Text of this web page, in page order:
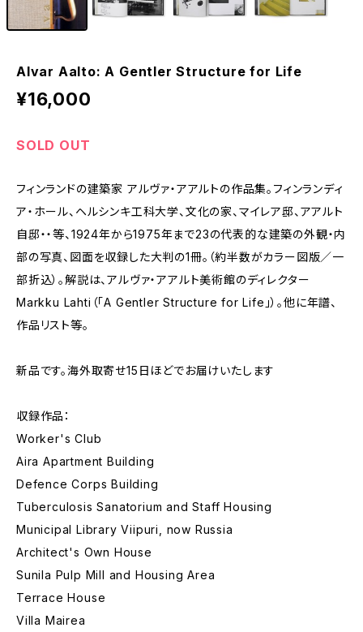
Alvar Aalto: A Gentler Structure for Life
¥16,000
SOLD OUT
フィンランドの建築家 アルヴァ・アアルトの作品集。フィンランディ
ア・ホール、ヘルシンキ工科大学、文化の家、マイレア邸、アアルト
自邸・・等、1924年から1975年まで23の代表的な建築の外観・内
部の写真、図面を収録した大判の1冊。（約半数がカラー図版／一
部折込）。解説は、アルヴァ・アアルト美術館のディレクター
Markku Lahti（「A Gentler Structure for Life」）。他に年譜、
作品リスト等。
新品です。海外取寄せ15日ほどでお届けいたします
収録作品：
Worker's Club
Aira Apartment Building
Defence Corps Building
Tuberculosis Sanatorium and Staff Housing
Municipal Library Viipuri, now Russia
Architect's Own House
Sunila Pulp Mill and Housing Area
Terrace House
Villa Mairea